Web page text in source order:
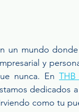
un mundo
y
nunca. En THB
dedicados
como tu